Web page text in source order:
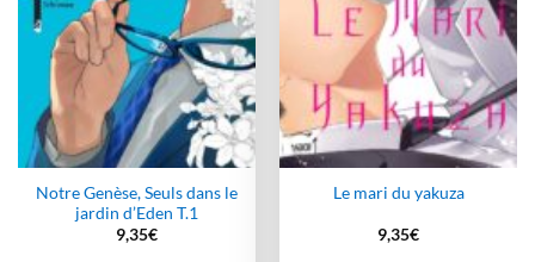
Notre Genèse, Seuls dans le
jardin d’Eden T.1
9,35€
Le mari du yakuza
9,35€